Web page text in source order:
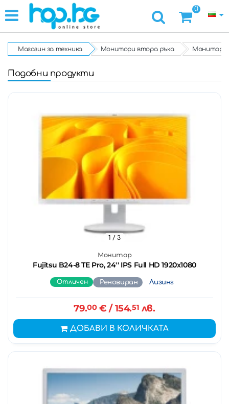
0
Магазин за техника Монитори втора ръка Монитор
Подобни продукти
Монитор
Fujitsu B24-8 TE Pro, 24'' IPS Full HD 1920x1080
1 / 3
Отличен Реновиран Лизинг
79.00€ / 154.51 лв.
ДОБАВИ В КОЛИЧКАТА